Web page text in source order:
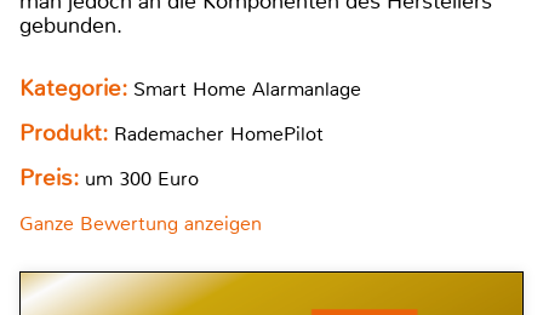
gebunden.
Kategorie: Smart Home Alarmanlage
Produkt: Rademacher HomePilot
Preis: um 300 Euro
Ganze Bewertung anzeigen